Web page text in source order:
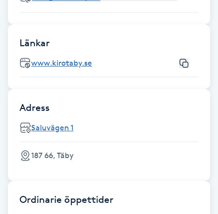
Fransar
Fransfärgning
Fransförlängning
Fransförlängning Megavolym
Fransförlängning Volym
Fransrengöring
Länkar
www.kirotaby.se
Adress
Saluvägen 1
187 66, Täby
Ordinarie öppettider